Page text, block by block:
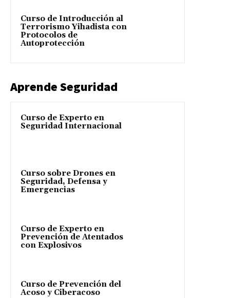
Curso de Introducción al
Terrorismo Yihadista con
Protocolos de
Autoprotección
Aprende Seguridad
Curso de Experto en
Seguridad Internacional
Curso sobre Drones en
Seguridad, Defensa y
Emergencias
Curso de Experto en
Prevención de Atentados
con Explosivos
Curso de Prevención del
Acoso y Ciberacoso